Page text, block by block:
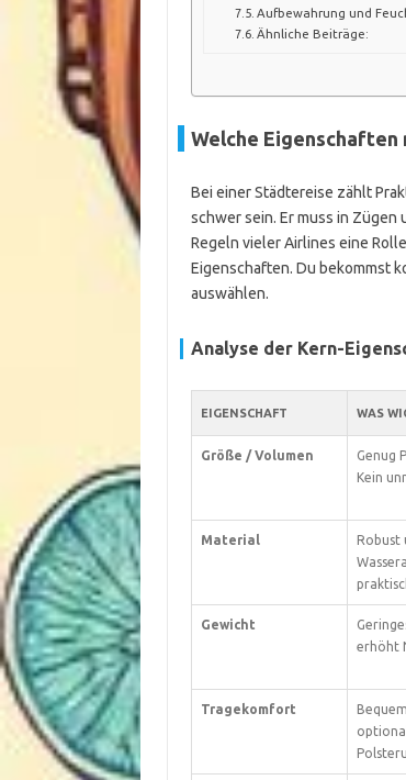
Aufbewahrung und
Ähnliche Beiträge:
Welche Eigenschaften
Bei einer Städtereise zählt
schwer sein. Er muss in
Regeln vieler Airlines eine
Eigenschaften. Du bekommst
auswählen.
Analyse der Kern-
EIGENSCHAFT WAS
Größe / Volumen
Genug
Kein
Material
Robust
Gewicht
erhöht
Tragekomfort